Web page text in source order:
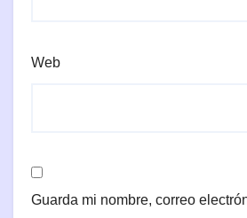
Web
Guarda mi nombre, correo